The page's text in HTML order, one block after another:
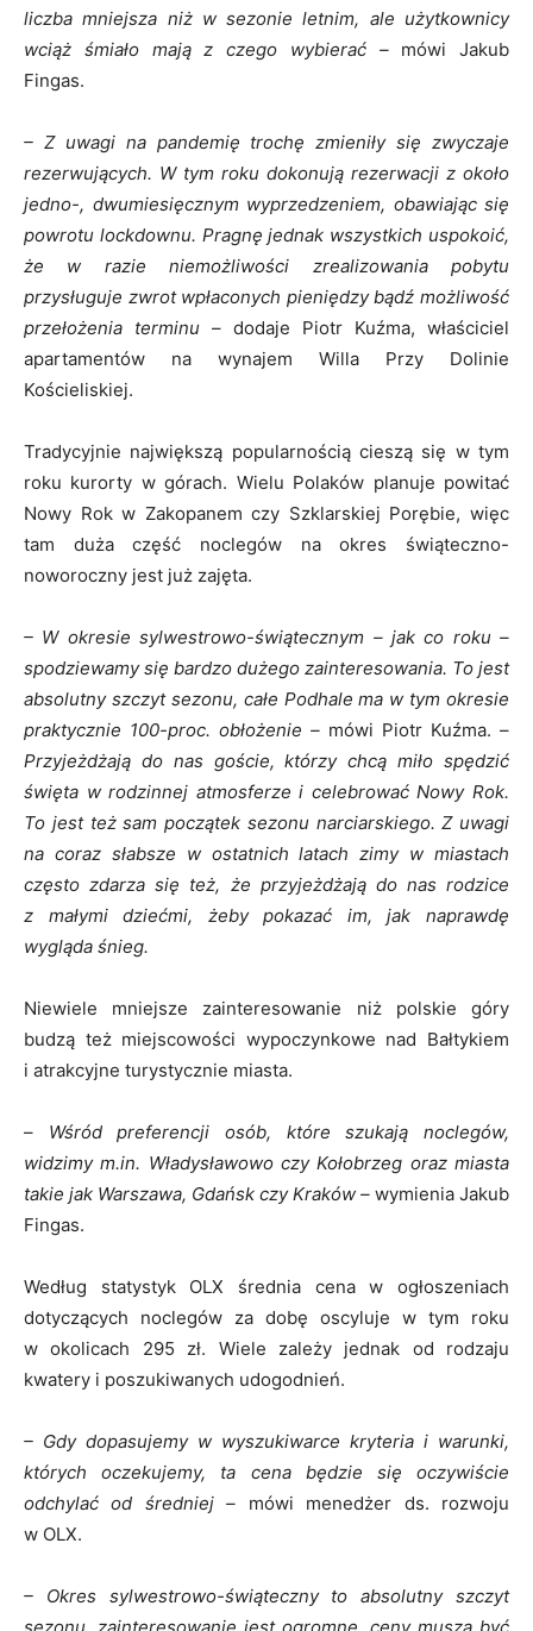
liczba mniejsza niż w sezonie letnim, ale użytkownicy
wciąż śmiało mają z czego wybierać –mówi Jakub
Fingas.
– Z uwagi na pandemię trochę zmieniły się zwyczaje
rezerwujących. W tym roku dokonują rezerwacji z około
jedno-, dwumiesięcznym wyprzedzeniem, obawiając się
powrotu lockdownu. Pragnę jednak wszystkich uspokoić,
że w razie niemożliwości zrealizowania pobytu
przysługuje zwrot wpłaconych pieniędzy bądź możliwość
przełożenia terminu – dodaje Piotr Kuźma, właściciel
apartamentów na wynajem Willa Przy Dolinie
Kościeliskiej.
Tradycyjnie największą popularnością cieszą się w tym
roku kurorty w górach. Wielu Polaków planuje powitać
Nowy Rok w Zakopanem czy Szklarskiej Porębie, więc
tam duża część noclegów na okres świąteczno-
noworoczny jest już zajęta.
– W okresie sylwestrowo-świątecznym – jak co roku –
spodziewamy się bardzo dużego zainteresowania. To jest
absolutny szczyt sezonu, całe Podhale ma w tym okresie
praktycznie 100-proc. obłożenie – mówi Piotr Kuźma. –
Przyjeżdżają do nas goście, którzy chcą miło spędzić
święta w rodzinnej atmosferze i celebrować Nowy Rok.
To jest też sam początek sezonu narciarskiego. Z uwagi
na coraz słabsze w ostatnich latach zimy w miastach
często zdarza się też, że przyjeżdżają do nas rodzice
z małymi dziećmi, żeby pokazać im, jak naprawdę
wygląda śnieg.
Niewiele mniejsze zainteresowanie niż polskie góry
budzą też miejscowości wypoczynkowe nad Bałtykiem
i atrakcyjne turystycznie miasta.
– Wśród preferencji osób, które szukają noclegów,
widzimy m.in. Władysławowo czy Kołobrzeg oraz miasta
takie jak Warszawa, Gdańsk czy Kraków – wymienia Jakub
Fingas.
Według statystyk OLX średnia cena w ogłoszeniach
dotyczących noclegów za dobę oscyluje w tym roku
w okolicach 295 zł. Wiele zależy jednak od rodzaju
kwatery i poszukiwanych udogodnień.
– Gdy dopasujemy w wyszukiwarce kryteria i warunki,
których oczekujemy, ta cena będzie się oczywiście
odchylać od średniej – mówi menedżer ds. rozwoju
w OLX.
– Okres sylwestrowo-świąteczny to absolutny szczyt